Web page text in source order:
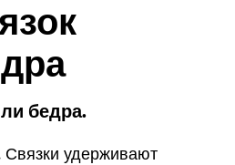
бедра.
Связки удерживают